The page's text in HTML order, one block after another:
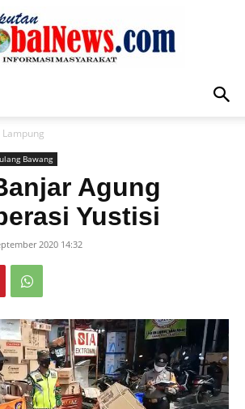
Global
News
Lampung
Bawang
Agung
Yustisi
2020 14:32